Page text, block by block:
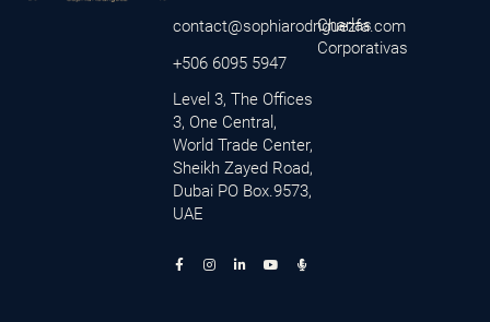
contact@sophiarodriguezfa.com
+506 6095 5947
Level 3, The Offices
3, One Central,
World Trade Center,
Sheikh Zayed Road,
Dubai PO Box.9573,
UAE
Charlas
Corporativas